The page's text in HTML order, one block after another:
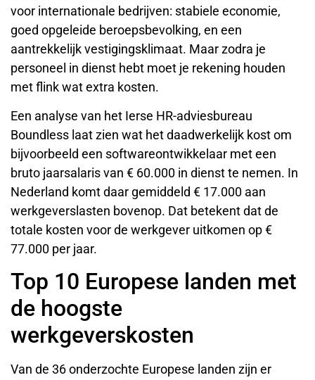
voor internationale bedrijven: stabiele economie,
goed opgeleide beroepsbevolking, en een
aantrekkelijk vestigingsklimaat. Maar zodra je
personeel in dienst hebt moet je rekening houden
met flink wat extra kosten.
Een analyse van het Ierse HR-adviesbureau
Boundless laat zien wat het daadwerkelijk kost om
bijvoorbeeld een softwareontwikkelaar met een
bruto jaarsalaris van € 60.000 in dienst te nemen. In
Nederland komt daar gemiddeld € 17.000 aan
werkgeverslasten bovenop. Dat betekent dat de
totale kosten voor de werkgever uitkomen op €
77.000 per jaar.
Top 10 Europese landen met
de hoogste
werkgeverskosten
Van de 36 onderzochte Europese landen zijn er